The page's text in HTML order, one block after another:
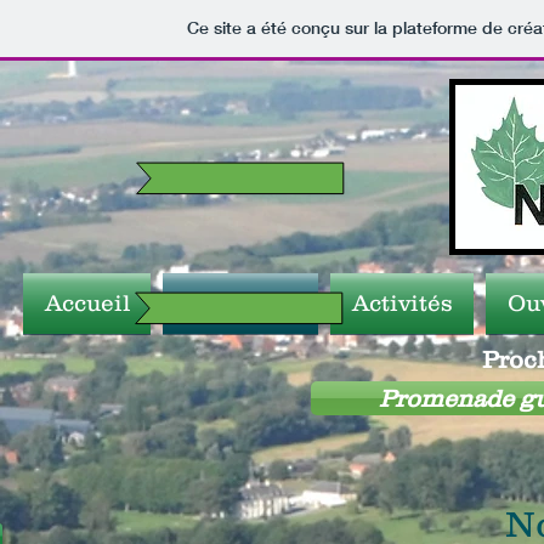
Ce site a été conçu sur la plateforme de
Accueil Activités
Promenade